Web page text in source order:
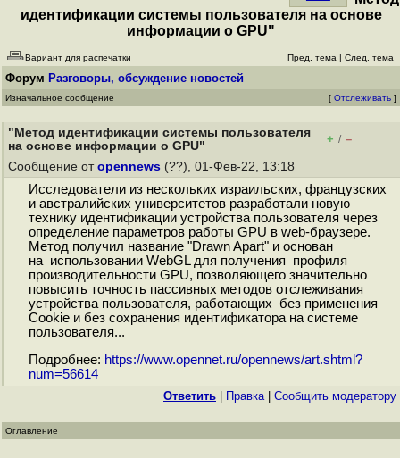
идентификации системы пользователя на основе
информации о GPU"
Вариант для распечатки Пред. тема | След. тема
Форум Разговоры, обсуждение новостей
Изначальное сообщение [ Отслеживать ]
"Метод идентификации системы пользователя
на основе информации о GPU"
+ / –
Сообщение от opennews (??), 01-Фев-22, 13:18
Исследователи из нескольких израильских, французских
и австралийских университетов разработали новую
технику идентификации устройства пользователя через
определение параметров работы GPU в web-браузере.
Метод получил название "Drawn Apart" и основан
на использовании WebGL для получения профиля
производительности GPU, позволяющего значительно
повысить точность пассивных методов отслеживания
устройства пользователя, работающих без применения
Cookie и без сохранения идентификатора на системе
пользователя...
Подробнее: https://www.opennet.ru/opennews/art.shtml?
num=56614
Ответить Правка| Cообщить модератору
Оглавление